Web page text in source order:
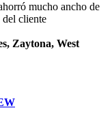
mucho ancho de
del cliente
Zaytona, West